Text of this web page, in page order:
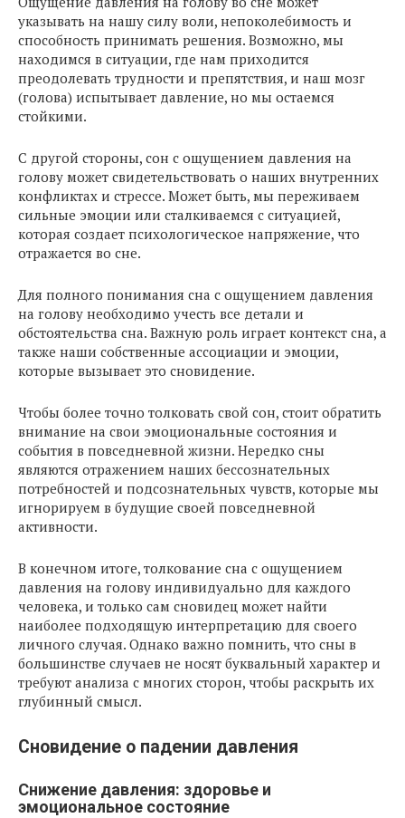
указывать на нашу силу воли, непоколебимость и
способность принимать решения. Возможно, мы
находимся в ситуации, где нам приходится
преодолевать трудности и препятствия, и наш мозг
(голова) испытывает давление, но мы остаемся
стойкими.
С другой стороны, сон с ощущением давления на
голову может свидетельствовать о наших внутренних
конфликтах и стрессе. Может быть, мы переживаем
сильные эмоции или сталкиваемся с ситуацией,
которая создает психологическое напряжение, что
отражается во сне.
Для полного понимания сна с ощущением давления
на голову необходимо учесть все детали и
обстоятельства сна. Важную роль играет контекст сна, а
также наши собственные ассоциации и эмоции,
которые вызывает это сновидение.
Чтобы более точно толковать свой сон, стоит обратить
внимание на свои эмоциональные состояния и
события в повседневной жизни. Нередко сны
являются отражением наших бессознательных
потребностей и подсознательных чувств, которые мы
игнорируем в будущие своей повседневной
активности.
В конечном итоге, толкование сна с ощущением
давления на голову индивидуально для каждого
человека, и только сам сновидец может найти
наиболее подходящую интерпретацию для своего
личного случая. Однако важно помнить, что сны в
большинстве случаев не носят буквальный характер и
требуют анализа с многих сторон, чтобы раскрыть их
глубинный смысл.
Сновидение о падении давления
Снижение давления: здоровье и
эмоциональное состояние